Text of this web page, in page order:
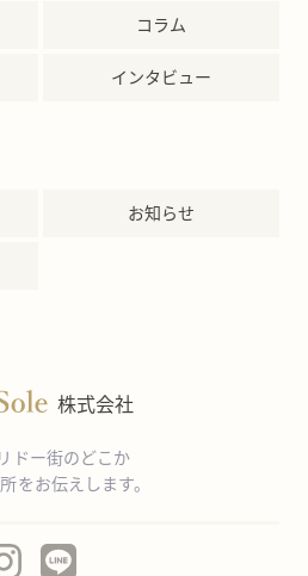
コラム
インタビュー
お知らせ
株式会社
ドー街のどこか
をお伝えします。